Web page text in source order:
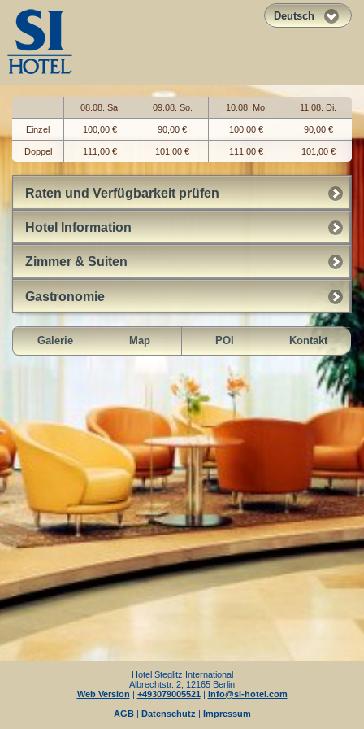
Deutsch
08.08. Sa. 09.08. So. 10.08. Mo. 11.08. Di.
Einzel 100,00 € 90,00 € 100,00 € 90,00 €
Doppel 111,00 € 101,00 € 111,00 € 101,00 €
Raten und Verfügbarkeit prüfen
Hotel Information
Zimmer & Suiten
Gastronomie
Galerie Map POI Kontakt
Hotel Steglitz International
Albrechtstr. 2, 12165 Berlin
Web Version | +493079005521 | info@si-hotel.com
AGB| Datenschutz | Impressum